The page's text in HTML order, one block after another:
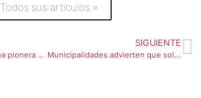
Todos sus artículos »
Municipalidad de Orotina pionera en simplificación digital de trámites
SIGUIENTE
Municipalidades advierten que solicitud del ministro de seguridad es ilegal